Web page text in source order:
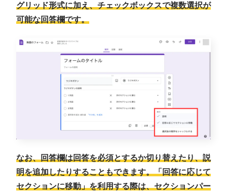
グリッド形式に加え、チェックボックスで複数選択が
可能な回答欄です。
なお、回答欄は回答を必須とするか切り替えたり、説
明を追加したりすることもできます。「回答に応じて
セクションに移動」を利用する際は、セクションパー